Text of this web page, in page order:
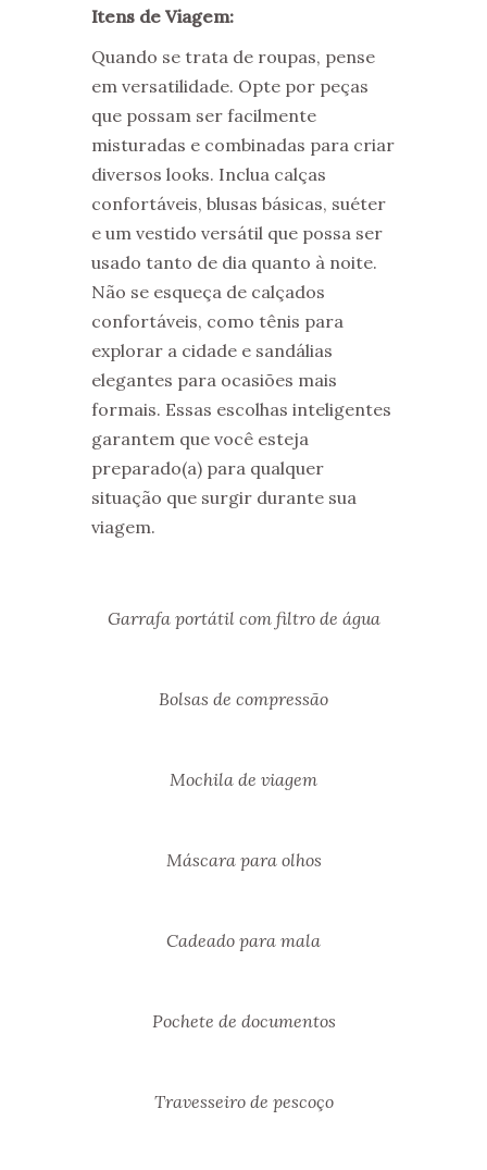
Itens de Viagem:
Quando se trata de roupas, pense
em versatilidade. Opte por peças
que possam ser facilmente
misturadas e combinadas para criar
diversos looks. Inclua calças
confortáveis, blusas básicas, suéter
e um vestido versátil que possa ser
usado tanto de dia quanto à noite.
Não se esqueça de calçados
confortáveis, como tênis para
explorar a cidade e sandálias
elegantes para ocasiões mais
formais. Essas escolhas inteligentes
garantem que você esteja
preparado(a) para qualquer
situação que surgir durante sua
viagem.
Garrafa portátil com filtro de água
Bolsas de compressão
Mochila de viagem
Máscara para olhos
Cadeado para mala
Pochete de documentos
Travesseiro de pescoço